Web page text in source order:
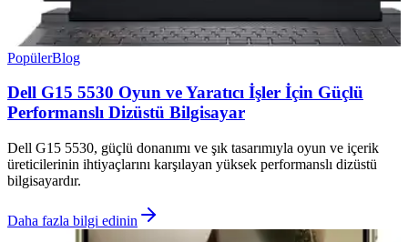
PopülerBlog
Dell G15 5530 Oyun ve Yaratıcı İşler İçin Güçlü
Performanslı Dizüstü Bilgisayar
Dell G15 5530, güçlü donanımı ve şık tasarımıyla oyun ve içerik
üreticilerinin ihtiyaçlarını karşılayan yüksek performanslı dizüstü
bilgisayardır.
Daha fazla bilgi edinin